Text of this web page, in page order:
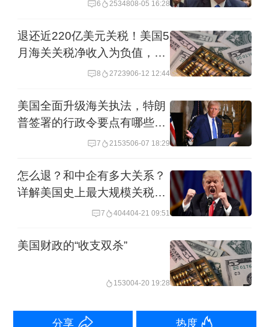
福尔曼表示，他已收到740万美元索赔中
的40万美元。根据该公司统计，迄今为
止收到的退款仅占该公司早期发票总额
的5%。
福尔曼表示：“我们将利用这笔退款来支
的团队。对于玩具公司来说，这是一年
中最艰难的时期。”
奥什科什公司则尚未透露其申请的具体
金额，但表示已开始收到部分退款，该
笔款项仅占其提交申请总额的一小部
分。
6 2534808-05 16:28
退还近220亿美元关税！美国5
月海关关税净收入为负值，还
会继续退款吗？8 2723906-12 12:44
美国全面升级海关执法，特朗
普签署的行政令要点有哪些｜
7 2153506-07 18:29
怎么退？和中企有多大关系？
详解美国史上最大规模关税退
7 404404-21 09:51
美国财政的“收支双杀”
153004-20 19:28
分享 热度